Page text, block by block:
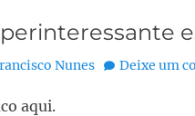
Nunes Deixe um
aqui.